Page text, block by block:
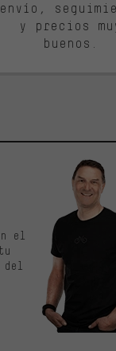
envío,
y precios
buenos.
el